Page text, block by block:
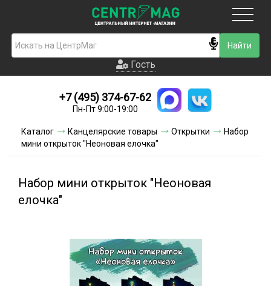
Гость
Новинки
Условия доставки
Контакты
Гость
+7 (495) 374-67-62
Пн-Пт 9:00-19:00
Каталог Канцелярские товары Открытки
Набор
мини открыток "Неоновая елочка"
Набор мини открыток "Неоновая
елочка"